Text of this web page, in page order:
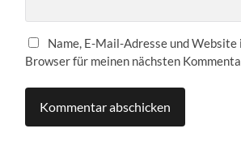
Name, E-Mail-Adresse und Website
Browser für meinen nächsten